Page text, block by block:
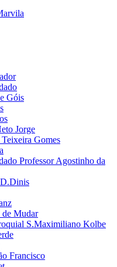
Góis
Jorge
Gomes
Professor Agostinho da
D.Dinis
de Mudar
S.Maximiliano Kolbe
Francisco